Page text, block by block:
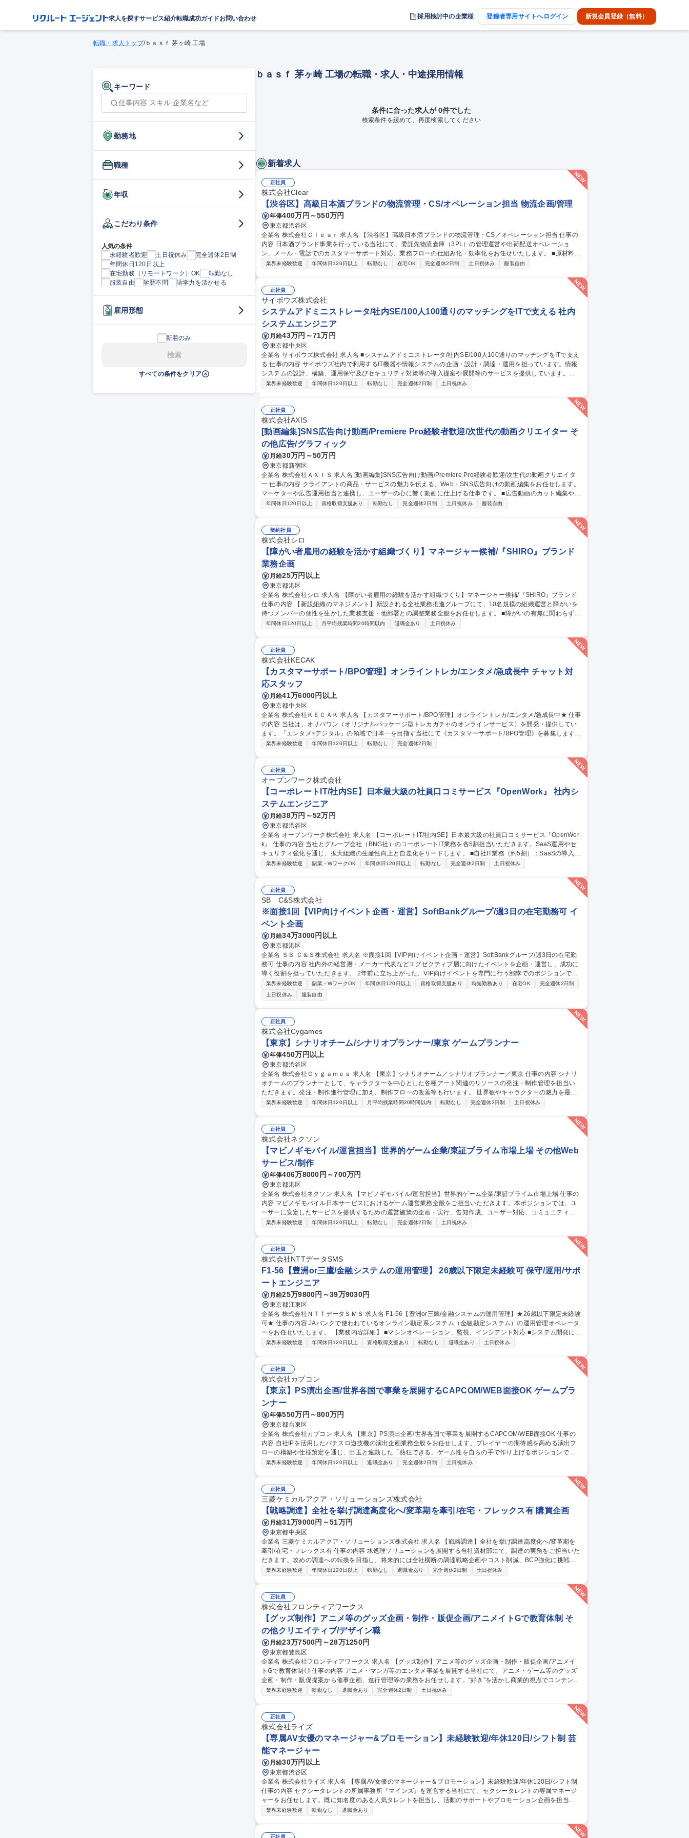
求人を探すサービス紹介転職成功ガイドお問い合わせ 採用検討中の企業様 登録者専用サイトへログイン 新規会員登録（無料）
転職・求人トップ/ｂａｓｆ 茅ヶ崎 工場
キーワード
勤務地
職種
年収
こだわり条件
人気の条件
未経験者歓迎
土日祝休み
完全週休2日制
年間休日120日以上
在宅勤務（リモートワーク）OK
転勤なし
服装自由
学歴不問 語学力を活かせる
雇用形態
新着のみ
検索
すべての条件をクリア
ｂａｓｆ 茅ヶ崎 工場の転職・求人・中途採用情報
条件に合った求人が 0件でした
検索条件を緩めて、再度検索してください
新着求人
正社員
株式会社Clear
【渋谷区】高級日本酒ブランドの物流管理・CS/オペレーション担当 物流企画/管理
年俸400万円～550万円
東京都渋谷区
企業名 株式会社Ｃｌｅａｒ 求人名 【渋谷区】高級日本酒ブランドの物流管理・CS／オペレーション担当 仕事の
内容 日本酒ブランド事業を行っている当社にて、委託先物流倉庫（3PL）の管理運営や出荷配送オペレーショ
ン、メール・電話でのカスタマーサポート対応、業務フローの仕組み化・効率化をお任せいたします。 ■原材料・
資材等の購買・発注業務および適正な在庫管理・棚卸業務 ■委託先物流倉庫（3PL）の管理・運営および効率的な
理・CS／オペレーション担当
業界未経験歓迎 年間休日120日以上 転勤なし 在宅OK 完全週休2日制 土日祝休み 服装自由
正社員
サイボウズ株式会社
システムアドミニストレータ/社内SE/100人100通りのマッチングをITで支える 社内
システムエンジニア
月給43万円～71万円
東京都中央区
企業名 サイボウズ株式会社 求人名 ■システムアドミニストレータ/社内SE/100人100通りのマッチングをITで支え
る 仕事の内容 サイボウズ社内で利用するIT機器や情報システムの企画・設計・調達・運用を担っています。情報
システムの設計、構築、運用保守及びセキュリティ対策等の導入提案や展開等のサービスを提供しています。
【業務内容】■サイボウズの働き方を支えるITシステムの設計/構築/運用保守■社内用IaaS/SaaS/Idpの設計/構築/運
※当社の企業理念を実現するための社内環境づくり、つまり「チームワークあふれる“会社”を創る」ために「いつ
でも、どこでも、誰とでも、最高の仕事ができるITを提供する」をミッションとしています 募集職種 ■システムア
ドミニストレータ/社内SE/100人100通りのマッチングをITで支える
業界未経験歓迎 年間休日120日以上 転勤なし 完全週休2日制 土日祝休み
正社員
株式会社AXIS
[動画編集]SNS広告向け動画/Premiere Pro経験者歓迎/次世代の動画クリエイター そ
の他広告/グラフィック
月給30万円～50万円
東京都新宿区
企業名 株式会社ＡＸＩＳ 求人名 [動画編集]SNS広告向け動画/Premiere Pro経験者歓迎/次世代の動画クリエイタ
ー 仕事の内容 クライアントの商品・サービスの魅力を伝える、Web・SNS広告向けの動画編集をお任せします。
マーケターや広告運用担当と連携し、ユーザーの心に響く動画に仕上げる仕事です。 ■広告動画のカット編集やテ
ロップ・効果音・BGMの挿入■素材の選定・組み合わせ及び配信媒体に合わせた調整■広告運用担当のフィードバ
のスケジュール・納期管理■マーケティング視点を活かした構成のブラッシュアップ■配信結果データを活かした
クリエイティブの改善 募集職種 [動画編集]SNS広告向け動画/Premiere Pro経験者歓迎/次世代の動画クリエイター
年間休日120日以上 資格取得支援あり 転勤なし 完全週休2日制 土日祝休み 服装自由
契約社員
株式会社シロ
【障がい者雇用の経験を活かす組織づくり】マネージャー候補/『SHIRO』ブランド
業務企画
月給25万円以上
東京都港区
企業名 株式会社シロ 求人名 【障がい者雇用の経験を活かす組織づくり】マネージャー候補/『SHIRO』ブランド
仕事の内容 【新設組織のマネジメント】新設される全社業務推進グループにて、10名規模の組織運営と障がいを
持つメンバーの個性を生かした業務支援・他部署との調整業務全般をお任せします。 ■障がいの有無に関わらずと
もに働くことが当たり前となる職場づくり ■メンバーの業務支援、相談対応、メンタルケア ■一人ひとりの個性に
マネージャー候補/『SHIRO』ブランド
年間休日120日以上 月平均残業時間20時間以内 退職金あり 土日祝休み
正社員
株式会社KECAK
【カスタマーサポート/BPO管理】オンライントレカ/エンタメ/急成長中 チャット対
応スタッフ
月給41万6000円以上
東京都中央区
企業名 株式会社ＫＥＣＡＫ 求人名 【カスタマーサポート/BPO管理】オンライントレカ/エンタメ/急成長中★ 仕事
の内容 当社は、オリパワン（オリジナルパッケージ型トレカガチャのオンラインサービス）を開発・提供してい
ます。「エンタメ×デジタル」の領域で日本一を目指す当社にて《カスタマーサポート/BPO管理》を募集します！
社内CSチームの一員としてBPO（外部委託先）の管理・育成をご担当。品質管理や教育、社内連携を通じサービ
新 ■対応品質モニタリング・SLA/KPI管理 ■トレーニング実施・フィードバック 【仕事の魅力】急成長組織でCS
の仕組み化に挑戦でき、ユーザーの熱量を直に感じながら体験価値向上に貢献できます。 募集職種 【カスタマー
サポート/BPO管理】オンライントレカ/エンタメ/急成長中★
業界未経験歓迎 年間休日120日以上 転勤なし 完全週休2日制
正社員
オープンワーク株式会社
【コーポレートIT/社内SE】日本最大級の社員口コミサービス『OpenWork』 社内シ
ステムエンジニア
月給38万円～52万円
東京都渋谷区
企業名 オープンワーク株式会社 求人名 【コーポレートIT/社内SE】日本最大級の社員口コミサービス『OpenWor
k』 仕事の内容 当社とグループ会社（BNG社）のコーポレートIT業務を各5割担当いただきます。SaaS運用やセ
キュリティ強化を通じ、拡大組織の生産性向上と自走化をリードします。 ■自社IT業務（約5割）：SaaSの導入・
運用改善、OA機器管理、ISMS運用等のセキュリティ強化、社内ヘルプデスク。 ■BNG社IT支援（約5割・週2～3
構築・規程整備。 ★出向ではなく親会社のサポートを受けつつ、自身の裁量でIT環境を設計・自走化へ導く新設
業界未経験歓迎 副業・WワークOK 年間休日120日以上 転勤なし 完全週休2日制 土日祝休み
正社員
SB C&S株式会社
※面接1回【VIP向けイベント企画・運営】SoftBankグループ/週3日の在宅勤務可 イ
ベント企画
月給34万3000円以上
東京都港区
企業名 ＳＢ Ｃ＆Ｓ株式会社 求人名 ※面接1回【VIP向けイベント企画・運営】SoftBankグループ/週3日の在宅勤
務可 仕事の内容 社内外の経営層・メーカー代表などエグゼクティブ層に向けたイベントを企画・運営し、成功に
導く役割を担っていただきます。 2年前に立ち上がった、VIP向けイベントを専門に行う部隊でのポジションで
す。イベント開催回数も年々増加傾向にあり、より多くの方々に感動と体験を届けるため、組織体制の強化に向
けた採用となります。 【詳細】社内外の各種イベントの企画・運営サポート、VIPイベントの進行管理、イベント
当日の運営・調整、関係各所とのコミュニケーション等 募集職種 ※面接1回【VIP向けイベント企画・運営】Soft
Bankグループ/週3日の在宅勤務可
業界未経験歓迎 副業・WワークOK 年間休日120日以上 資格取得支援あり 時短勤務あり 在宅OK
完全週休2日制
土日祝休み
服装自由
正社員
株式会社Cygames
【東京】シナリオチーム/シナリオプランナー/東京 ゲームプランナー
年俸450万円以上
東京都渋谷区
企業名 株式会社Ｃｙｇａｍｅｓ 求人名 【東京】シナリオチーム／シナリオプランナー／東京 仕事の内容 シナリ
オチームのプランナーとして、キャラクターを中心とした各種アート関連のリソースの発注・制作管理を担当い
ただきます。発注・制作進行管理に加え、制作フローの改善等も行います。 世界観やキャラクターの魅力を最大
限に引き出すことをミッションとして、シナリオライターやディレクター、各制作セクションと連携しながら、
ど各種リソースの発注 ■各種リソースの管理、および発注フロー・レギュレーションの整備 ■各種リソース・制作
物の監修 募集職種 【東京】シナリオチーム／シナリオプランナー／東京
業界未経験歓迎 年間休日120日以上 月平均残業時間20時間以内 転勤なし 完全週休2日制 土日祝休み
正社員
株式会社ネクソン
【マビノギモバイル/運営担当】世界的ゲーム企業/東証プライム市場上場 その他Web
サービス/制作
年俸406万8000円～700万円
東京都港区
企業名 株式会社ネクソン 求人名 【マビノギモバイル/運営担当】世界的ゲーム企業/東証プライム市場上場 仕事の
内容 マビノギモバイル日本サービスにおけるゲーム運営業務全般をご担当いただきます。本ポジションでは、ユ
ーザーに安定したサービスを提供するための運営施策の企画・実行、告知作成、ユーザー対応、コミュニティ運
営 など、Liveサービス運営に関わる幅広い業務をご担当いただきます。 また、ゲーム内イベントと連動したSNS
場
業界未経験歓迎 年間休日120日以上 転勤なし 完全週休2日制 土日祝休み
正社員
株式会社NTTデータSMS
F1-56【豊洲or三鷹/金融システムの運用管理】 26歳以下限定未経験可 保守/運用/サポ
ートエンジニア
月給25万9800円～39万9030円
東京都江東区
企業名 株式会社ＮＴＴデータＳＭＳ 求人名 F1-56【豊洲or三鷹/金融システムの運用管理】★26歳以下限定未経験
可★ 仕事の内容 JAバンクで使われているオンライン勘定系システム（金融勘定システム）の運用管理オペレータ
ーをお任せいたします。 【業務内容詳細】 ■マシンオペレーション、監視、インシデント対応 ■システム開発に伴
う運用受け入れ推進 ■改善活動、各種報告書作成 【業務の魅力】 ITILに基づいた大規模金融システムの運用業務
業界未経験歓迎 年間休日120日以上 資格取得支援あり 転勤なし 退職金あり 土日祝休み
正社員
株式会社カプコン
【東京】PS演出企画/世界各国で事業を展開するCAPCOM/WEB面接OK ゲームプラ
ンナー
年俸550万円～800万円
東京都台東区
企業名 株式会社カプコン 求人名 【東京】PS演出企画/世界各国で事業を展開するCAPCOM/WEB面接OK 仕事の
内容 自社IPを活用したパチスロ遊技機の演出企画業務全般をお任せします。プレイヤーの期待感を高める演出フ
ローの構築や仕様策定を通じ、出玉と連動した「熱狂できる」ゲーム性を自らの手で作り上げるポジションで
す。 パチスロ遊技機の企画立案から開発完了までの演出プランニング全般を担当します。 ・演出コンセプトの立
詳細仕様書の作成およびデータ実装 ・出玉設計担当者や映像制作進行との連携、クオリティ管理 遊技機の面白さ
を左右する中核業務であり、プロジェクト全体の演出ディレクションを担います。 募集職種 【東京】PS演出企
画/世界各国で事業を展開するCAPCOM/WEB面接OK
業界未経験歓迎 年間休日120日以上 退職金あり 完全週休2日制 土日祝休み
正社員
三菱ケミカルアクア・ソリューションズ株式会社
【戦略調達】全社を挙げ調達高度化へ/変革期を牽引/在宅・フレックス有 購買企画
月給31万9000円～51万円
東京都中央区
企業名 三菱ケミカルアクア・ソリューションズ株式会社 求人名 【戦略調達】全社を挙げ調達高度化へ/変革期を
牽引/在宅・フレックス有 仕事の内容 水処理ソリューションを展開する当社資材部にて、調達の実務をご担当いた
だきます。攻めの調達への転換を目指し、将来的には全社横断の調達戦略企画やコスト削減、BCP強化に挑戦い
ただける環境です。 ■水処理プラントに関わる資材・設備の調達、外注工事契約■設計段階から入り込むコスト削
（事業継続計画）の強化 【仕事の魅力】機能別組織への移行期に伴い、裁量が大きく変革を牽引できる環境で
す。 募集職種 【戦略調達】全社を挙げ調達高度化へ/変革期を牽引/在宅・フレックス有
業界未経験歓迎 年間休日120日以上 転勤なし 退職金あり 完全週休2日制 土日祝休み
正社員
株式会社フロンティアワークス
【グッズ制作】アニメ等のグッズ企画・制作・販促企画/アニメイトGで教育体制 そ
の他クリエイティブ/デザイン職
月給23万7500円～28万1250円
東京都豊島区
企業名 株式会社フロンティアワークス 求人名 【グッズ制作】アニメ等のグッズ企画・制作・販促企画/アニメイ
トGで教育体制◎ 仕事の内容 アニメ・マンガ等のエンタメ事業を展開する当社にて、アニメ・ゲーム等のグッズ
企画・制作・販促提案から催事企画、進行管理等の業務をお任せします。“好き”を活かし商業的視点でコンテンツ
を盛り上げる仕事です 【具体的な業務】◆グッズの企画提案・市場調査◆制作進行・スケジュール管理（デザイ
開催◆庶務業務 入社後3カ月～半年ほど、先輩たちが丁寧にフォローする業務習得期間を設けます。ゆくゆくは1
人で1タイトルのグッズ展開（企画、版元交渉、製造管理、販促）を担当いただきます。 募集職種 【グッズ制
作】アニメ等のグッズ企画・制作・販促企画/アニメイトGで教育体制◎
業界未経験歓迎 転勤なし 退職金あり 完全週休2日制 土日祝休み
正社員
株式会社ライズ
【専属AV女優のマネージャー&プロモーション】未経験歓迎/年休120日/シフト制 芸
能マネージャー
月給30万円以上
東京都渋谷区
企業名 株式会社ライズ 求人名 【専属AV女優のマネージャー＆プロモーション】未経験歓迎/年休120日/シフト制
仕事の内容 セクシータレントの所属事務所『マインズ』を運営する当社にて、セクシータレントの専属マネージ
ャーをお任せします。既に知名度のある人気タレントを担当し、活動のサポートやプロモーション企画を担当し
ます。 【業務内容】■プロモーション企画 ■外部関係者との調整 ■現場対応 ■スケジュール管理 ■メンタルケア 等
になる瞬間を特等席で見られる経験はここでしか味わえません ■担当女優が活躍すれば活躍するほど、海外イベン
業界未経験歓迎 転勤なし 退職金あり
正社員